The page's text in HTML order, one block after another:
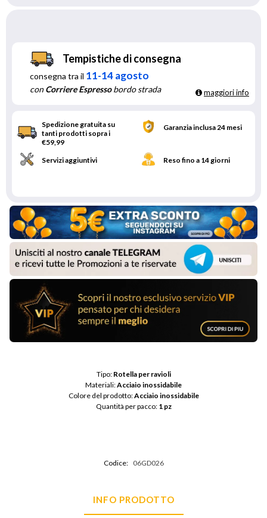
Tempistiche di consegna
consegna tra il 11-14 agosto
conCorriere Espressobordo strada maggiori info
Spedizione gratuita su
tanti prodotti sopra i
€59,99
Garanzia inclusa 24 mesi
Servizi aggiuntivi Reso fino a 14 giorni
Tipo: Rotella per ravioli
Materiali: Acciaio inossidabile
Colore del prodotto: Acciaio inossidabile
Quantità per pacco: 1 pz
Codice: 06GD026
INFO PRODOTTO